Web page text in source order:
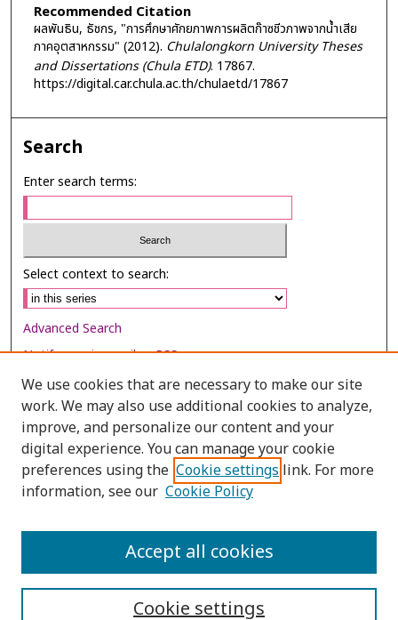
Recommended Citation
ผลพันธิน, ธัชกร, "การศึกษาศักยภาพการผลิตก๊าซชีวภาพจากน้ำเสีย
ภาคอุตสาหกรรม" (2012). Chulalongkorn University Theses
and Dissertations (Chula ETD). 17867.
https://digital.car.chula.ac.th/chulaetd/17867
Search
Enter search terms:
Select context to search:
Advanced Search
Notify me via email orRSS
Browse
Collections
Disciplines
Authors
We use cookies that are necessary to make our site
work. We may also use additional cookies to analyze,
improve, and personalize our content and your
digital experience. You can manage your cookie
preferences using the Cookie settings link. For more
information, see our Cookie Policy
Cookie settings
Accept all cookies